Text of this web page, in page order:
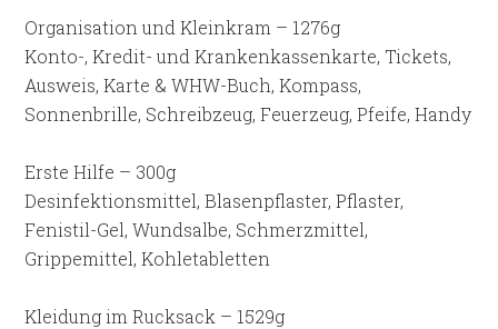
Organisation und Kleinkram – 1276g
Konto-, Kredit- und Krankenkassenkarte, Tickets,
Ausweis, Karte & WHW-Buch, Kompass,
Sonnenbrille, Schreibzeug, Feuerzeug, Pfeife, Handy
Erste Hilfe – 300g
Desinfektionsmittel, Blasenpflaster, Pflaster,
Fenistil-Gel, Wundsalbe, Schmerzmittel,
Grippemittel, Kohletabletten
Kleidung im Rucksack – 1529g